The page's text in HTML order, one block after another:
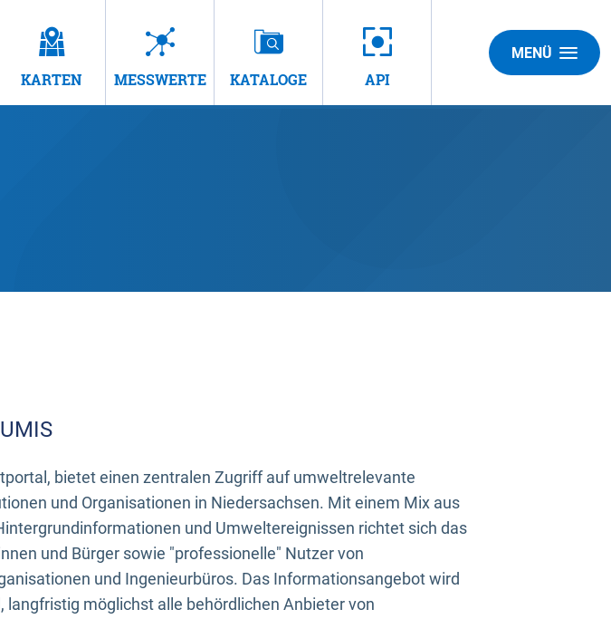
KARTEN MESSWERTE KATALOGE API
MENÜ
bietet einen zentralen Zugriff auf umweltrelevante
und Organisationen in Niedersachsen. Mit einem Mix aus
und Umweltereignissen richtet sich das
und Bürger sowie "professionelle" Nutzer von
und Ingenieurbüros. Das Informationsangebot wird
möglichst alle behördlichen Anbieter von